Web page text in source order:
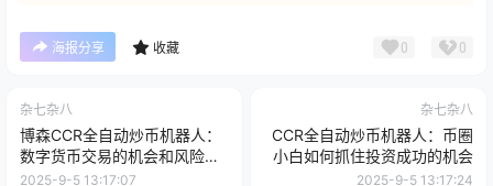
海报分享 收藏 0 0
杂七杂八
博森CCR全自动炒币机器人：
数字货币交易的机会和风险相
伴
2025-9-5 13:17:07
杂七杂八
CCR全自动炒币机器人：币圈
小白如何抓住投资成功的机会
2025-9-5 13:17:24